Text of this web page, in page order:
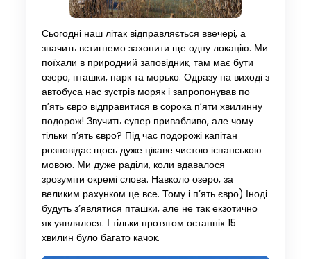
Сьогодні наш літак відправляється ввечері, а
значить встигнемо захопити ще одну локацію. Ми
поїхали в природний заповідник, там має бути
озеро, пташки, парк та морько. Одразу на виході з
автобуса нас зустрів моряк і запропонував по
п’ять євро відправитися в сорока п’яти хвилинну
подорож! Звучить супер привабливо, але чому
тільки п’ять євро? Під час подорожі капітан
розповідає щось дуже цікаве чистою іспанською
мовою. Ми дуже раділи, коли вдавалося
зрозуміти окремі слова. Навколо озеро, за
великим рахунком це все. Тому і п’ять євро) Іноді
будуть з’являтися пташки, але не так екзотично
як уявлялося. І тільки протягом останніх 15
хвилин було багато качок.